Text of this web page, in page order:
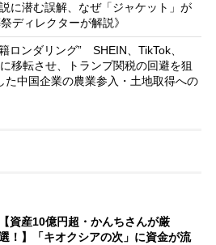
に潜む誤解、なぜ「ジャケット」が
ディレクターが解説》
ロンダリング” SHEIN、TikTok、
移転させ、トランプ関税の回避を狙
中国企業の農業参入・土地取得への
【資産10億円超・かんちさんが厳
！】「キオクシアの次」に資金が流